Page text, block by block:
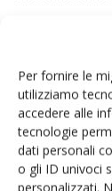
Per fornire le
utilizziamo
accedere alle
tecnologie
dati personali
o gli ID univoci
personalizzati.